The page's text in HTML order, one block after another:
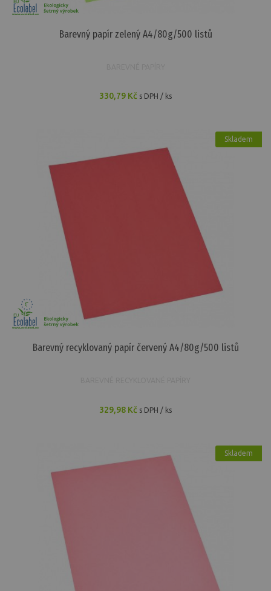
Barevný papír zelený A4/80g/500 listů
330,79 Kč s DPH / ks
Skladem
Barevný recyklovaný papír červený A4/80g/500 listů
329,98 Kč s DPH / ks
Skladem